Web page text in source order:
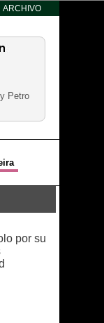
ARCHIVO
Petro
por su